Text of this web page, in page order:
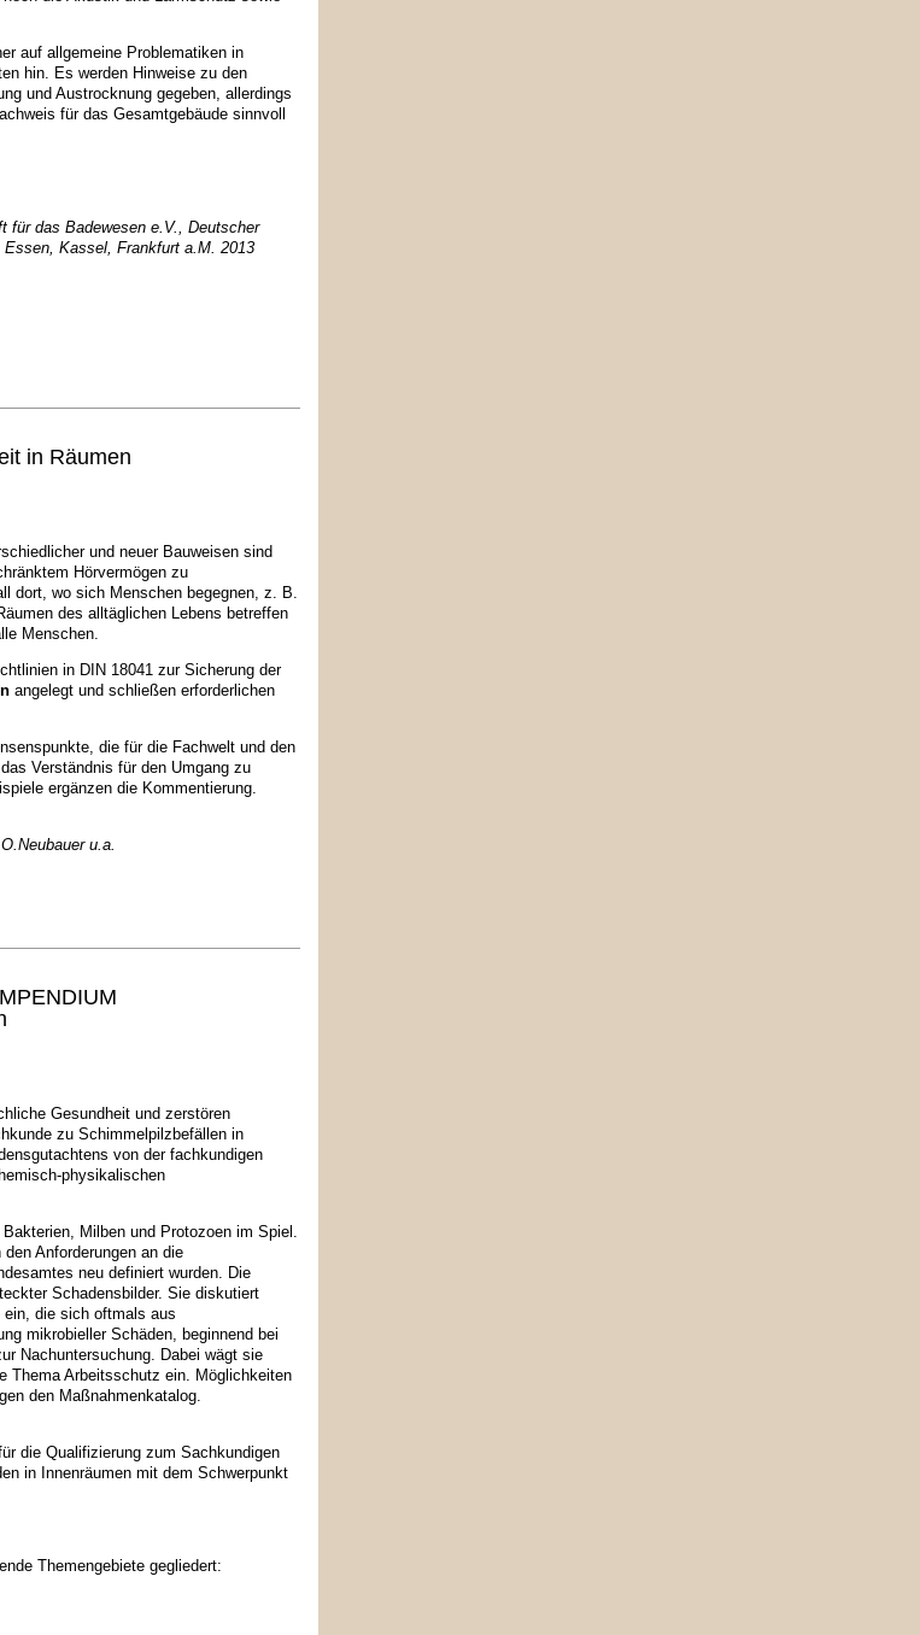
auf allgemeine Problematiken in
hin. Es werden Hinweise zu den
und Austrocknung gegeben, allerdings
für das Gesamtgebäude sinnvoll
für das Badewesen e.V., Deutscher
Kassel, Frankfurt a.M. 2013
in Räumen
und neuer Bauweisen sind
Hörvermögen zu
dort, wo sich Menschen begegnen, z. B.
des alltäglichen Lebens betreffen
Menschen.
in DIN 18041 zur Sicherung der
angelegt und schließen erforderlichen
die für die Fachwelt und den
Verständnis für den Umgang zu
ergänzen die Kommentierung.
u.a.
Gesundheit und zerstören
zu Schimmelpilzbefällen in
von der fachkundigen
physikalischen
Milben und Protozoen im Spiel.
Anforderungen an die
neu definiert wurden. Die
Schadensbilder. Sie diskutiert
ein, die sich oftmals aus
mikrobieller Schäden, beginnend bei
Nachuntersuchung. Dabei wägt sie
Thema Arbeitsschutz ein. Möglichkeiten
den Maßnahmenkatalog.
die Qualifizierung zum Sachkundigen
in Innenräumen mit dem Schwerpunkt
Themengebiete gegliedert: